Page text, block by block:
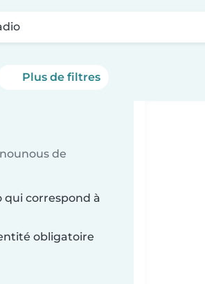
Plus de filtres
de
qui correspond à
obligatoire